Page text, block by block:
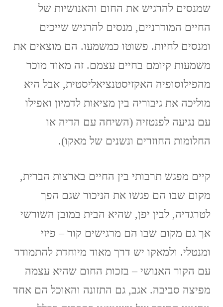
שמנסים להרגיש את החום והאנושיות של
החיים המודרניים, מנסים להרגיש שייכים
ומנסים לחיות. פשוטו כמשמעו. הם מוצאים את
משמעות קיומם בחיים עצמם. זה מאוד מוכר
מהפילוסופיה האקזיסטנציאליסטית, אבל היא
מוליכה את גיבוריה בין מציאות לדמיון ואפילו
עם נגיעה לפנטזיה (השיחה עם הדיה או
החלומות החוזרים ונשנים של מאקו).
קיים מפגש תרבותי בין החיים בארצות הברית,
מקום שבו הם פגשו את הניכור שגם הפך
לטרגדיה, לבין יפן, שהיא הבית במובן השורשי
אך גם מקום שבו הם מרגישים קור – פיזי
ומנטלי. ולמאקו יש דרך מאוד מיוחדת להתמודד
עם הקור האנושי – בזכות החום שהיא עצמה
מפיצה סביבה. אגב, גם התזונה והאוכל הם אחד